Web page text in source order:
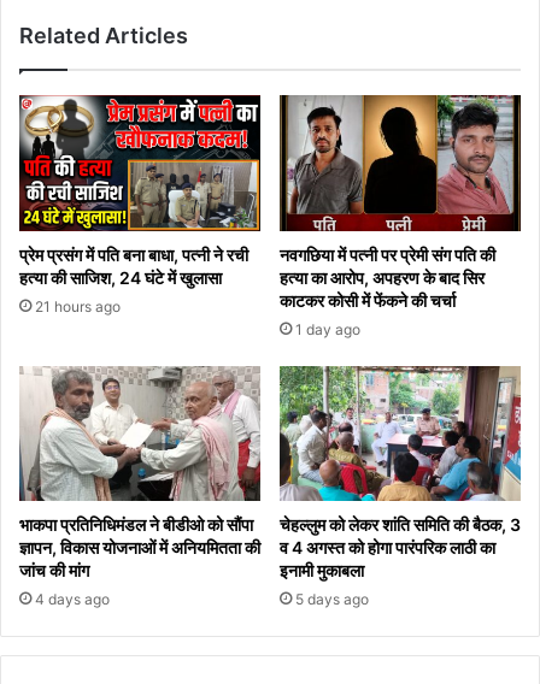
Related Articles
प्रेम प्रसंग में पति बना बाधा, पत्नी ने रची
हत्या की साजिश, 24 घंटे में खुलासा
21 hours ago
नवगछिया में पत्नी पर प्रेमी संग पति की
हत्या का आरोप, अपहरण के बाद सिर
काटकर कोसी में फेंकने की चर्चा
1 day ago
भाकपा प्रतिनिधिमंडल ने बीडीओ को सौंपा
ज्ञापन, विकास योजनाओं में अनियमितता की
जांच की मांग
4 days ago
चेहल्लुम को लेकर शांति समिति की बैठक, 3
व 4 अगस्त को होगा पारंपरिक लाठी का
इनामी मुकाबला
5 days ago